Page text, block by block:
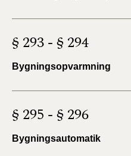
§ 293 - § 294
Bygningsopvarmning
§ 295 - § 296
Bygningsautomatik